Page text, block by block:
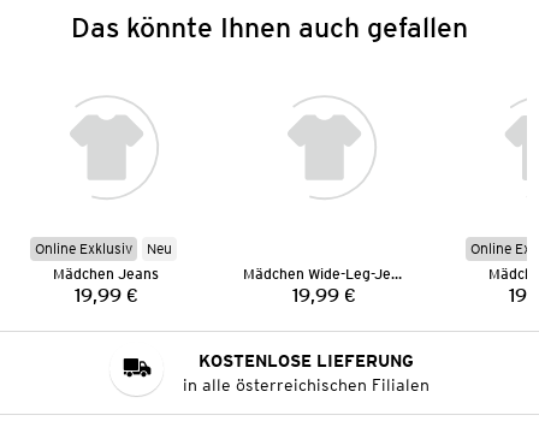
Das könnte Ihnen auch gefallen
Online Exklusiv
Neu
Mädchen Jeans
Preis:
19,99 €
Mädchen Wide-Leg-Jeans
Preis:
19,99 €
Online
KOSTENLOSE LIEFERUNG
in alle österreichischen Filialen